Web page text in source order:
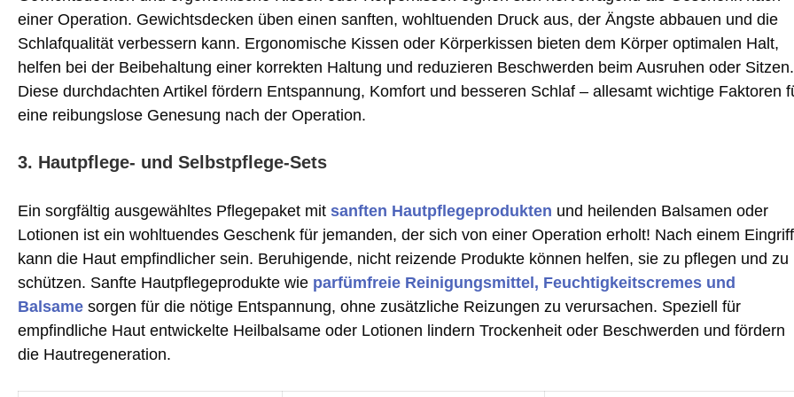
einer Operation. Gewichtsdecken üben einen sanften, wohltuenden Druck aus, der Ängste abbauen und die
Schlafqualität verbessern kann. Ergonomische Kissen oder Körperkissen bieten dem Körper optimalen Halt,
helfen bei der Beibehaltung einer korrekten Haltung und reduzieren Beschwerden beim Ausruhen oder Sitzen.
Diese durchdachten Artikel fördern Entspannung, Komfort und besseren Schlaf – allesamt wichtige Faktoren
eine reibungslose Genesung nach der Operation.
3. Hautpflege- und Selbstpflege-Sets
Ein sorgfältig ausgewähltes Pflegepaket mit sanften Hautpflegeprodukten und heilenden Balsamen oder
Lotionen ist ein wohltuendes Geschenk für jemanden, der sich von einer Operation erholt! Nach einem Eingriff
kann die Haut empfindlicher sein. Beruhigende, nicht reizende Produkte können helfen, sie zu pflegen und zu
schützen. Sanfte Hautpflegeprodukte wie parfümfreie Reinigungsmittel, Feuchtigkeitscremes und
Balsame sorgen für die nötige Entspannung, ohne zusätzliche Reizungen zu verursachen. Speziell für
empfindliche Haut entwickelte Heilbalsame oder Lotionen lindern Trockenheit oder Beschwerden und fördern
die Hautregeneration.